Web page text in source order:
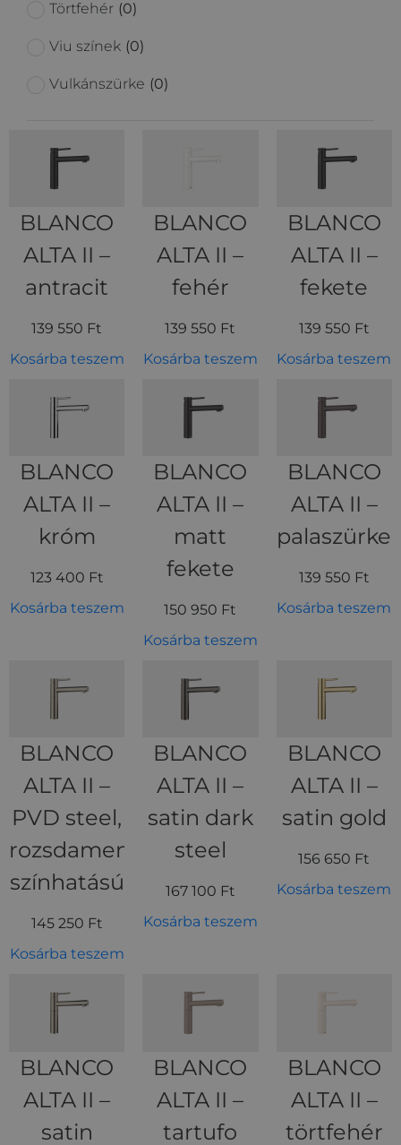
Törtfehér (0)
Viu színek (0)
Vulkánszürke (0)
BLANCO
ALTA II –
antracit
139 550 Ft
Kosárba teszem
BLANCO
ALTA II –
fehér
139 550 Ft
Kosárba teszem
BLANCO
ALTA II –
fekete
139 550 Ft
Kosárba teszem
BLANCO
ALTA II –
króm
123 400 Ft
Kosárba teszem
BLANCO
ALTA II –
matt
fekete
150 950 Ft
Kosárba teszem
BLANCO
ALTA II –
palaszürke
139 550 Ft
Kosárba teszem
BLANCO
ALTA II –
PVD steel,
rozsdamentes
színhatású
145 250 Ft
Kosárba teszem
BLANCO
ALTA II –
satin dark
steel
167 100 Ft
Kosárba teszem
BLANCO
ALTA II –
satin gold
156 650 Ft
Kosárba teszem
BLANCO
ALTA II –
satin
BLANCO
ALTA II –
tartufo
BLANCO
ALTA II –
törtfehér